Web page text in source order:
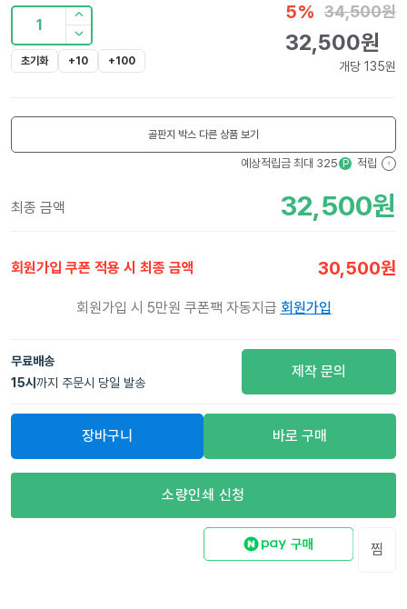
1
초기화 +10 +100
5% 34,500원
32,500원
개당 135원
골판지 박스 다른 상품 보기
예상적립금 최대 325 P 적립 ?
최종 금액 32,500원
회원가입 쿠폰 적용 시 최종 금액 30,500원
회원가입 시 5만원 쿠폰팩 자동지급 회원가입
무료배송
15시 까지 주문시 당일 발송
제작 문의
장바구니 바로 구매
소량인쇄 신청
찜